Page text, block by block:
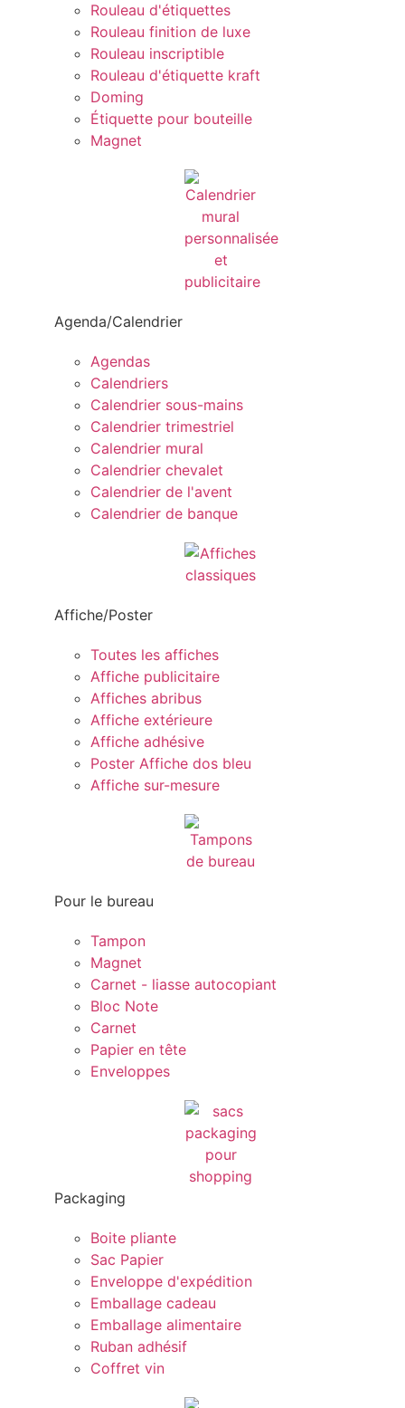
Rouleau d'étiquettes
Rouleau finition de luxe
Rouleau inscriptible
Rouleau d'étiquette kraft
Doming
Étiquette pour bouteille
Magnet
Agenda/Calendrier
Agendas
Calendriers
Calendrier sous-mains
Calendrier trimestriel
Calendrier mural
Calendrier chevalet
Calendrier de l'avent
Calendrier de banque
Affiche/Poster
Toutes les affiches
Affiche publicitaire
Affiches abribus
Affiche extérieure
Affiche adhésive
Poster Affiche dos bleu
Affiche sur-mesure
Pour le bureau
Tampon
Magnet
Carnet - liasse autocopiant
Bloc Note
Carnet
Papier en tête
Enveloppes
Packaging
Boite pliante
Sac Papier
Enveloppe d'expédition
Emballage cadeau
Emballage alimentaire
Ruban adhésif
Coffret vin